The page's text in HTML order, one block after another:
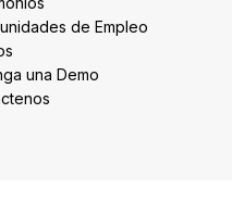
de Empleo
una Demo